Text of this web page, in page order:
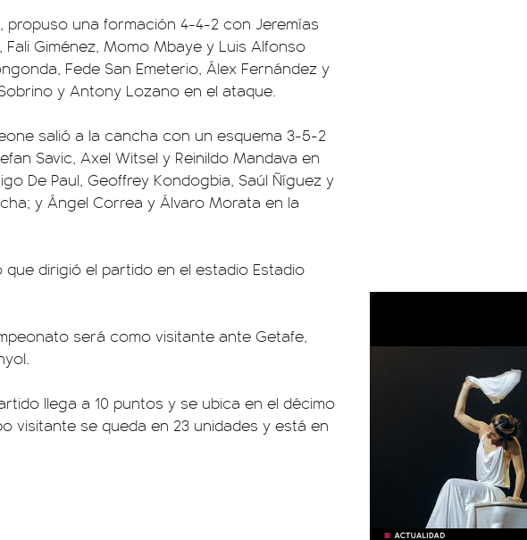
propuso una formación 4-4-2 con Jeremías
Giménez, Momo Mbaye y Luis Alfonso
Fede San Emeterio, Álex Fernández y
y Antony Lozano en el ataque.
salió a la cancha con un esquema 3-5-2
Savic, Axel Witsel y Reinildo Mandava en
De Paul, Geoffrey Kondogbia, Saúl Ñíguez y
y Ángel Correa y Álvaro Morata en la
dirigió el partido en el estadio Estadio
será como visitante ante Getafe,
llega a 10 puntos y se ubica en el décimo
visitante se queda en 23 unidades y está en